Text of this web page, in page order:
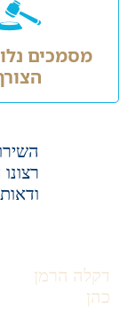
מסמכים
דקלה הרמן
כהן